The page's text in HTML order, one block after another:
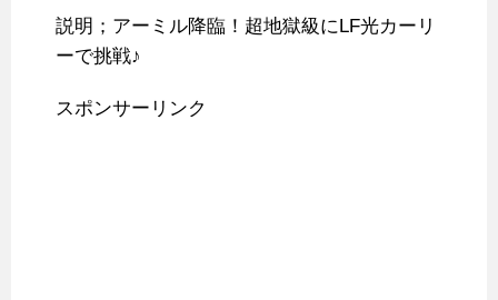
説明；アーミル降臨！超地獄級にLF光カーリ
ーで挑戦♪
スポンサーリンク